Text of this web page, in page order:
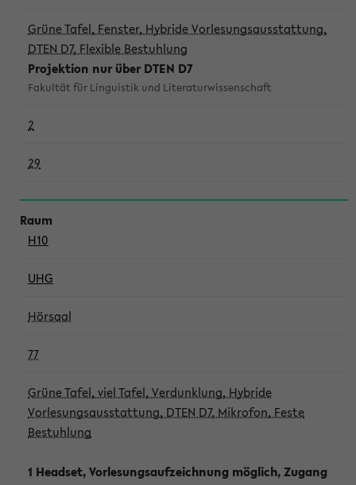
Grüne Tafel, Fenster, Hybride Vorlesungsausstattung,
DTEN D7, Flexible Bestuhlung
Projektion nur über DTEN D7
Fakultät für Linguistik und Literaturwissenschaft
2
29
H10
UHG
Hörsaal
77
Grüne Tafel, viel Tafel, Verdunklung, Hybride
Vorlesungsausstattung, DTEN D7, Mikrofon, Feste
Bestuhlung
1 Headset, Vorlesungsaufzeichnung möglich, Zugang